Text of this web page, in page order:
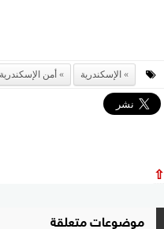
الإسكندرية أمن الإسكندرية
⇧
موضوعات متعلقة